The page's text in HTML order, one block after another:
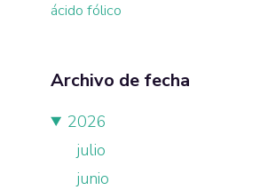
ácido fólico
Archivo de fecha
2026
julio
junio